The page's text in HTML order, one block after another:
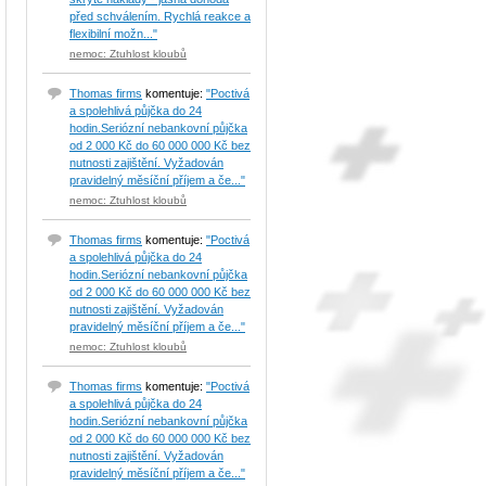
před schválením. Rychlá reakce a
flexibilní možn..."
nemoc: Ztuhlost kloubů
Thomas firms komentuje: "Poctivá
a spolehlivá půjčka do 24
hodin.Seriózní nebankovní půjčka
od 2 000 Kč do 60 000 000 Kč bez
nutnosti zajištění. Vyžadován
pravidelný měsíční příjem a če..."
nemoc: Ztuhlost kloubů
Thomas firms komentuje: "Poctivá
a spolehlivá půjčka do 24
hodin.Seriózní nebankovní půjčka
od 2 000 Kč do 60 000 000 Kč bez
nutnosti zajištění. Vyžadován
pravidelný měsíční příjem a če..."
nemoc: Ztuhlost kloubů
Thomas firms komentuje: "Poctivá
a spolehlivá půjčka do 24
hodin.Seriózní nebankovní půjčka
od 2 000 Kč do 60 000 000 Kč bez
nutnosti zajištění. Vyžadován
pravidelný měsíční příjem a če..."